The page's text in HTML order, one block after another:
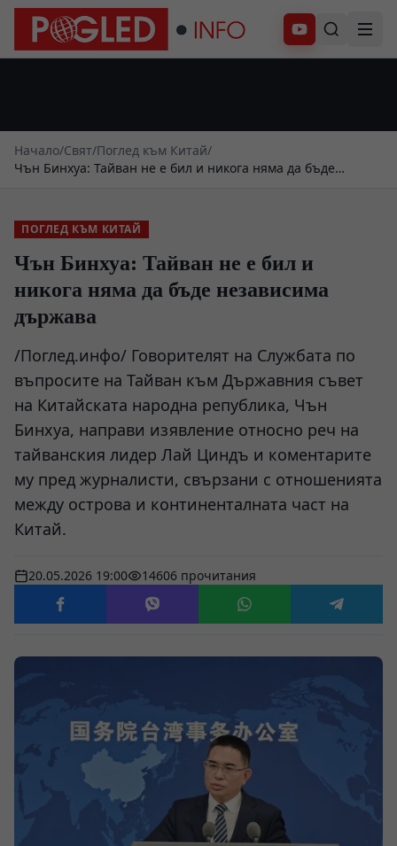
Абонирай се
Начало/Свят/Поглед към Китай/
Чън Бинхуа: Тайван не е бил и никога няма да бъде
ПОГЛЕД КЪМ КИТАЙ
Чън Бинхуа: Тайван не е бил и
никога няма да бъде независима
държава
/Поглед.инфо/ Говорителят на Службата по
въпросите на Тайван към Държавния съвет
на Китайската народна република, Чън
Бинхуа, направи изявление относно реч на
тайванския лидер Лай Циндъ и коментарите
му пред журналисти, свързани с отношенията
между острова и континенталната част на
Китай.
20.05.2026 19:00 14606 прочитания